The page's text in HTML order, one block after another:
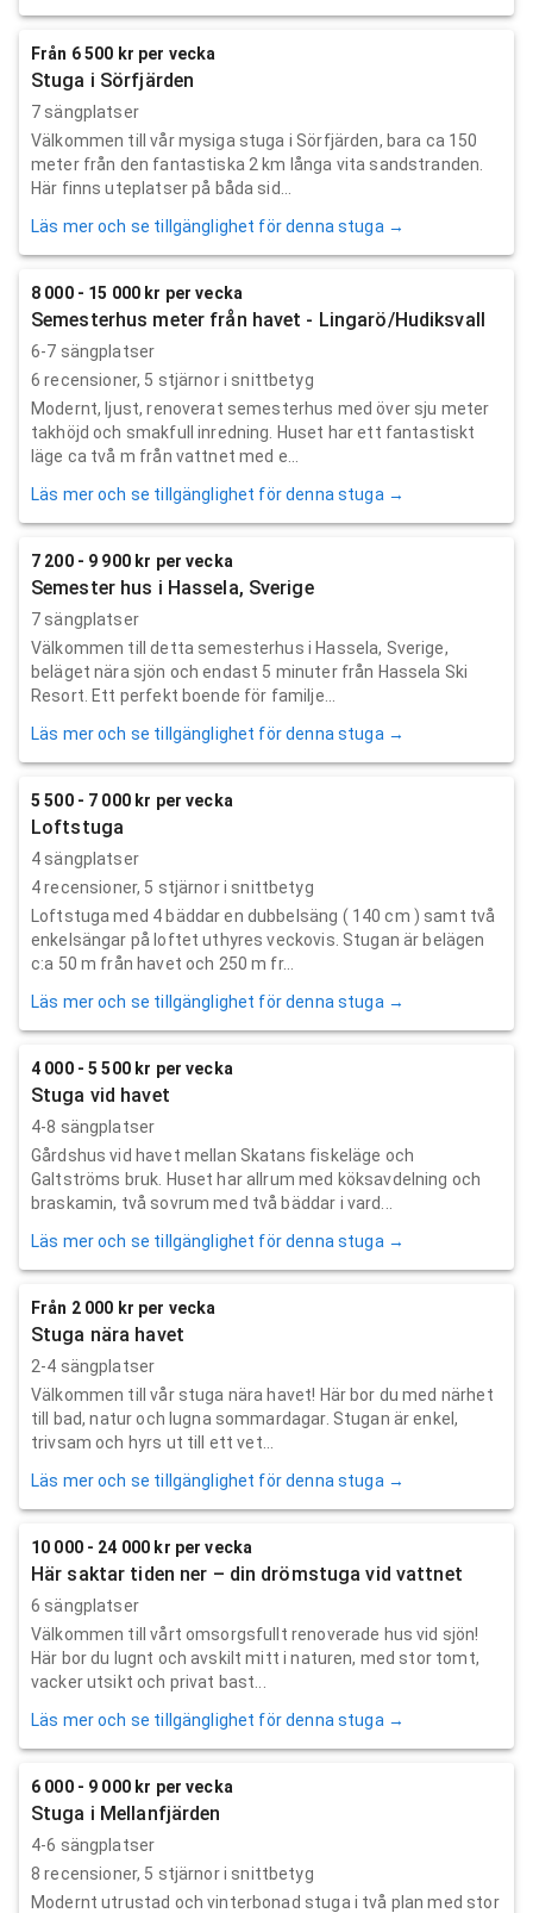
Från 6 500 kr per vecka
Stuga i Sörfjärden
7 sängplatser
Välkommen till vår mysiga stuga i Sörfjärden, bara ca 150
meter från den fantastiska 2 km långa vita sandstranden.
Här finns uteplatser på båda sid...
Läs mer och se tillgänglighet för denna stuga →
8 000 - 15 000 kr per vecka
Semesterhus meter från havet - Lingarö/Hudiksvall
6-7 sängplatser
6 recensioner, 5 stjärnor i snittbetyg
Modernt, ljust, renoverat semesterhus med över sju meter
takhöjd och smakfull inredning. Huset har ett fantastiskt
läge ca två m från vattnet med e...
Läs mer och se tillgänglighet för denna stuga →
7 200 - 9 900 kr per vecka
Semester hus i Hassela, Sverige
7 sängplatser
Välkommen till detta semesterhus i Hassela, Sverige,
beläget nära sjön och endast 5 minuter från Hassela Ski
Resort. Ett perfekt boende för familje...
Läs mer och se tillgänglighet för denna stuga →
5 500 - 7 000 kr per vecka
Loftstuga
4 sängplatser
4recensioner, 5 stjärnor i snittbetyg
Loftstuga med 4 bäddar en dubbelsäng ( 140 cm ) samt två
enkelsängar på loftet uthyres veckovis. Stugan är belägen
c:a 50 m från havet och 250 m fr...
Läs mer och se tillgänglighet för denna stuga →
4 000 - 5 500 kr per vecka
Stuga vid havet
4-8 sängplatser
Gårdshus vid havet mellan Skatans fiskeläge och
Galtströms bruk. Huset har allrum med köksavdelning och
braskamin, två sovrum med två bäddar i vard...
Läs mer och se tillgänglighet för denna stuga →
Från 2 000 kr per vecka
Stuga nära havet
2-4 sängplatser
Välkommen till vår stuga nära havet! Här bor du med närhet
till bad, natur och lugna sommardagar. Stugan är enkel,
trivsam och hyrs ut till ett vet...
Läs mer och se tillgänglighet för denna stuga →
10 000 - 24 000 kr per vecka
Här saktar tiden ner – din drömstuga vid vattnet
6 sängplatser
Välkommen till vårt omsorgsfullt renoverade hus vid sjön!
Här bor du lugnt och avskilt mitt i naturen, med stor tomt,
vacker utsikt och privat bast...
Läs mer och se tillgänglighet för denna stuga →
6 000 - 9 000 kr per vecka
Stuga i Mellanfjärden
4-6 sängplatser
8 recensioner, 5 stjärnor i snittbetyg
Modernt utrustad och vinterbonad stuga i två plan med stor